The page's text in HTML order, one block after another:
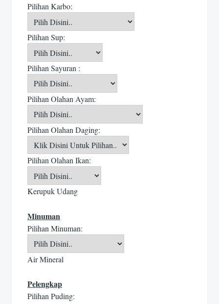
Pilihan Karbo:
Pilihan Sup:
Pilihan Sayuran :
Pilihan Olahan Ayam:
Pilihan Olahan Daging:
Pilihan Olahan Ikan:
Kerupuk Udang
Minuman
Pilihan Minuman:
Air Mineral
Pelengkap
Pilihan Puding: